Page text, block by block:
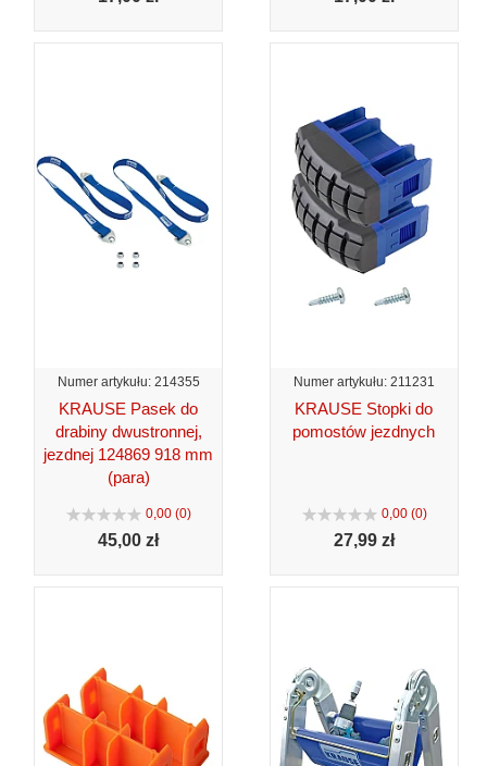
Numer artykułu: 214355
KRAUSE Pasek do
drabiny dwustronnej,
jezdnej 124869 918 mm
(para)
0,00 (0)
45,00 zł
Numer artykułu: 211231
KRAUSE Stopki do
pomostów jezdnych
0,00 (0)
27,99 zł